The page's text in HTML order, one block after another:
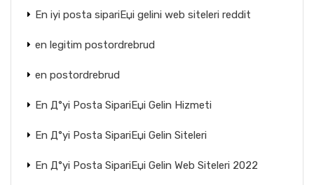
En iyi posta sipariЕџi gelini web siteleri reddit
en legitim postordrebrud
en postordrebrud
En Д°yi Posta SipariЕџi Gelin Hizmeti
En Д°yi Posta SipariЕџi Gelin Siteleri
En Д°yi Posta SipariЕџi Gelin Web Siteleri 2022